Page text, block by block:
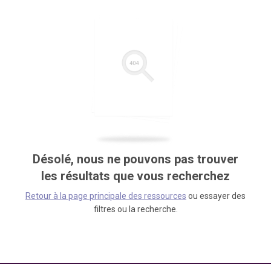
Désolé, nous ne pouvons pas trouver
les résultats que vous recherchez
Retour à la page principale des ressources ou essayer des
filtres ou la recherche.